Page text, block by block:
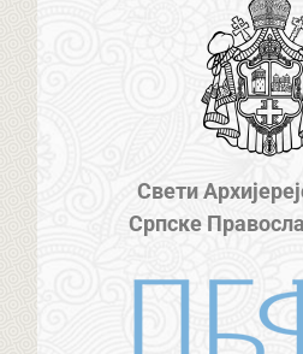
Свети
Српске